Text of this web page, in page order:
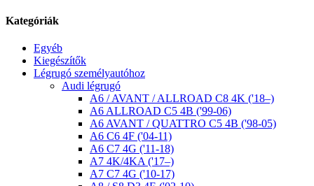
Kategóriák
Egyéb
Kiegészítők
Légrugó személyautóhoz
Audi légrugó
A6 / AVANT / ALLROAD C8 4K ('18–)
A6 ALLROAD C5 4B ('99-06)
A6 AVANT / QUATTRO C5 4B ('98-05)
A6 C6 4F ('04-11)
A6 C7 4G ('11-18)
A7 4K/4KA ('17–)
A7 C7 4G ('10-17)